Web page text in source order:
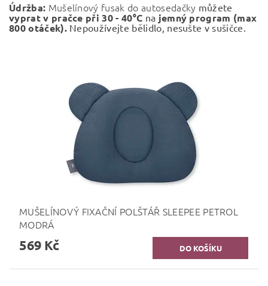
Údržba: Mušelínový fusak do autosedačky můžete
vyprat v pračce při 30 - 40°C na jemný program (max
800 otáček).Nepoužívejte bělidlo, nesušte v sušičce.
MUŠELÍNOVÝ FIXAČNÍ POLŠTÁŘ SLEEPEE PETROL
MODRÁ
569 Kč